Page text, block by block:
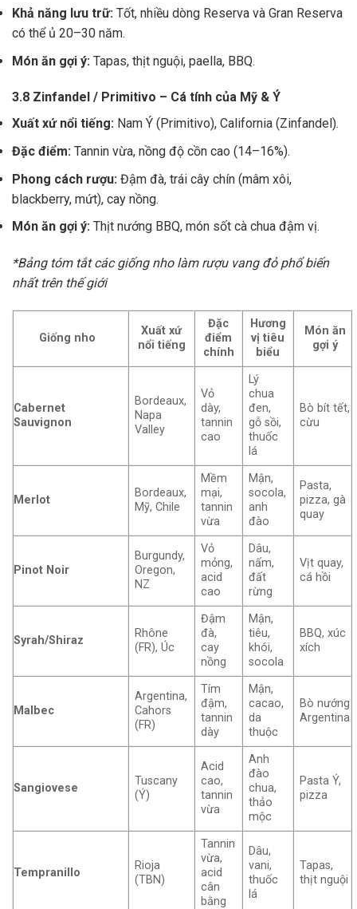
Khả năng lưu trữ: Tốt, nhiều dòng Reserva và Gran Reserva
có thể ủ 20–30 năm.
Món ăn gợi ý: Tapas, thịt nguội, paella, BBQ.
3.8 Zinfandel / Primitivo – Cá tính của Mỹ & Ý
Xuất xứ nổi tiếng: Nam Ý (Primitivo), California (Zinfandel).
Đặc điểm: Tannin vừa, nồng độ cồn cao (14–16%).
Phong cách rượu: Đậm đà, trái cây chín (mâm xôi,
blackberry, mứt), cay nồng.
Món ăn gợi ý: Thịt nướng BBQ, món sốt cà chua đậm vị.
*Bảng tóm tắt các giống nho làm rượu vang đỏ phổ biến
nhất trên thế giới
Giống nho
Xuất xứ
nổi tiếng
Đặc
điểm
chính
Hương
vị tiêu
biểu
Món ăn
gợi ý
Cabernet
Sauvignon
Bordeaux,
Napa
Valley
Vỏ
dày,
tannin
cao
Lý
chua
đen,
gỗ sồi,
thuốc
lá
Bò bít tết,
cừu
Merlot
Bordeaux,
Mỹ, Chile
Mềm
mại,
tannin
vừa
Mận,
socola,
anh
đào
Pasta,
pizza, gà
quay
Pinot Noir
Burgundy,
Oregon,
NZ
Vỏ
mỏng,
acid
cao
Dâu,
nấm,
đất
rừng
Vịt quay,
cá hồi
Syrah/Shiraz
Rhône
(FR), Úc
Đậm
đà,
cay
nồng
Mận,
tiêu,
khói,
socola
BBQ, xúc
xích
Malbec
Argentina,
Cahors
(FR)
Tím
đậm,
tannin
dày
Mận,
cacao,
da
thuộc
Bò nướng
Argentina
Sangiovese
Tuscany
(Ý)
Acid
cao,
tannin
vừa
Anh
đào
chua,
thảo
mộc
Pasta Ý,
pizza
Tempranillo
Rioja
(TBN)
Tannin
vừa,
acid
cân
bằng
Dâu,
vani,
thuốc
lá
Tapas,
thịt nguội